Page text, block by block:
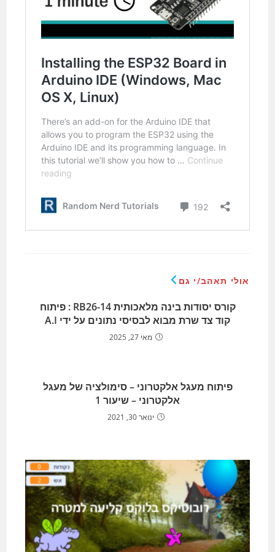
אולי תאהב/י גם
קורס יסודות בינה מלאכותית RB26-14 : פיתוח
קוד צד שרת מבוא לבסיסי נתונים על ידי A.I
מאי 27, 2025
פיתוח מעגל אלקטרוני – סימולציה של מעגל
אלקטרוני – שיעור 1
ינואר 30, 2021